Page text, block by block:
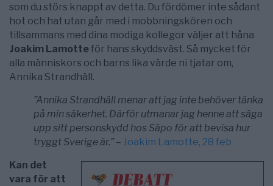
som du störs knappt av detta. Du fördömer inte sådant
hot och hat utan går med i mobbningskören och
tillsammans med dina modiga kollegor väljer att håna
Joakim Lamotteför hans skyddsväst. Så mycket för
alla människors och barns lika värde ni tjatar om,
Annika Strandhäll.
”Annika Strandhäll menar att jag inte behöver tänka
på min säkerhet. Därför utmanar jag henne att säga
upp sitt personskydd hos Säpo för att bevisa hur
tryggt Sverige är.” – Joakim Lamotte, 28 feb
Kan det
vara för att